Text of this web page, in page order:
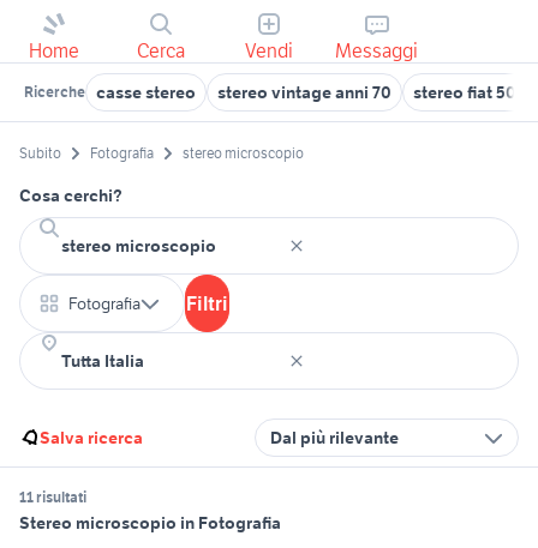
Home Cerca Vendi Messaggi
Ricerche casse stereo stereo vintage anni 70 stereo fiat 500
Subito Fotografia stereo microscopio
Cosa cerchi?
Fotografia Filtri
Salva ricerca Dal più rilevante
11 risultati
Stereo microscopio in Fotografia